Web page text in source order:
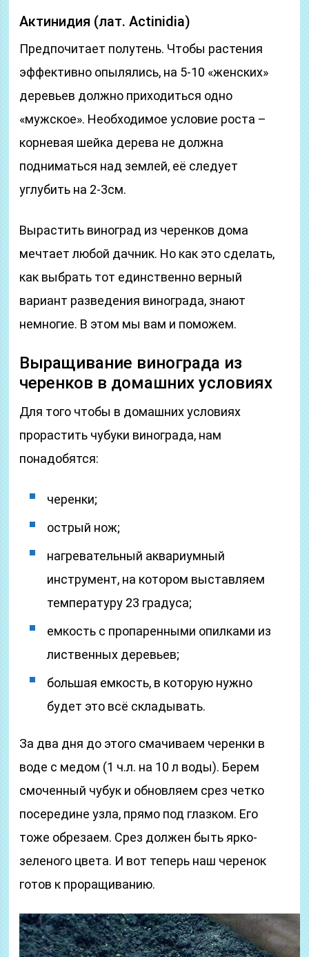
Актинидия (лат. Actinidia)
Предпочитает полутень. Чтобы растения
эффективно опылялись, на 5-10 «женских»
деревьев должно приходиться одно
«мужское». Необходимое условие роста –
корневая шейка дерева не должна
подниматься над землей, её следует
углубить на 2-3см.
Вырастить виноград из черенков дома
мечтает любой дачник. Но как это сделать,
как выбрать тот единственно верный
вариант разведения винограда, знают
немногие. В этом мы вам и поможем.
Выращивание винограда из
черенков в домашних условиях
Для того чтобы в домашних условиях
прорастить чубуки винограда, нам
понадобятся:
черенки;
острый нож;
нагревательный аквариумный
инструмент, на котором выставляем
температуру 23 градуса;
емкость с пропаренными опилками из
лиственных деревьев;
большая емкость, в которую нужно
будет это всё складывать.
За два дня до этого смачиваем черенки в
воде с медом (1 ч.л. на 10 л воды). Берем
смоченный чубук и обновляем срез четко
посередине узла, прямо под глазком. Его
тоже обрезаем. Срез должен быть ярко-
зеленого цвета. И вот теперь наш черенок
готов к проращиванию.